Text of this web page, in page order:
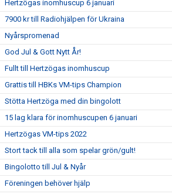
Hertzögas inomhuscup 6 januari
7900 kr till Radiohjälpen för Ukraina
Nyårspromenad
God Jul & Gott Nytt År!
Fullt till Hertzögas inomhuscup
Grattis till HBKs VM-tips Champion
Stötta Hertzöga med din bingolott
15 lag klara för inomhuscupen 6 januari
Hertzögas VM-tips 2022
Stort tack till alla som spelar grön/gult!
Bingolotto till Jul & Nyår
Föreningen behöver hjälp